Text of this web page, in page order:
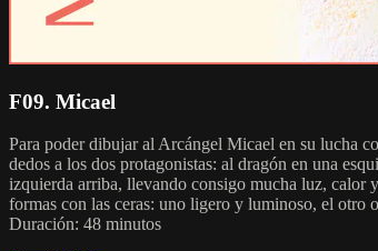
F09. Micael
Para poder dibujar al Arcángel Micael en su lucha
dedos a los dos protagonistas: al dragón en una
izquierda arriba, llevando consigo mucha luz, calor
formas con las ceras: uno ligero y luminoso, el otro
Duración: 48 minutos